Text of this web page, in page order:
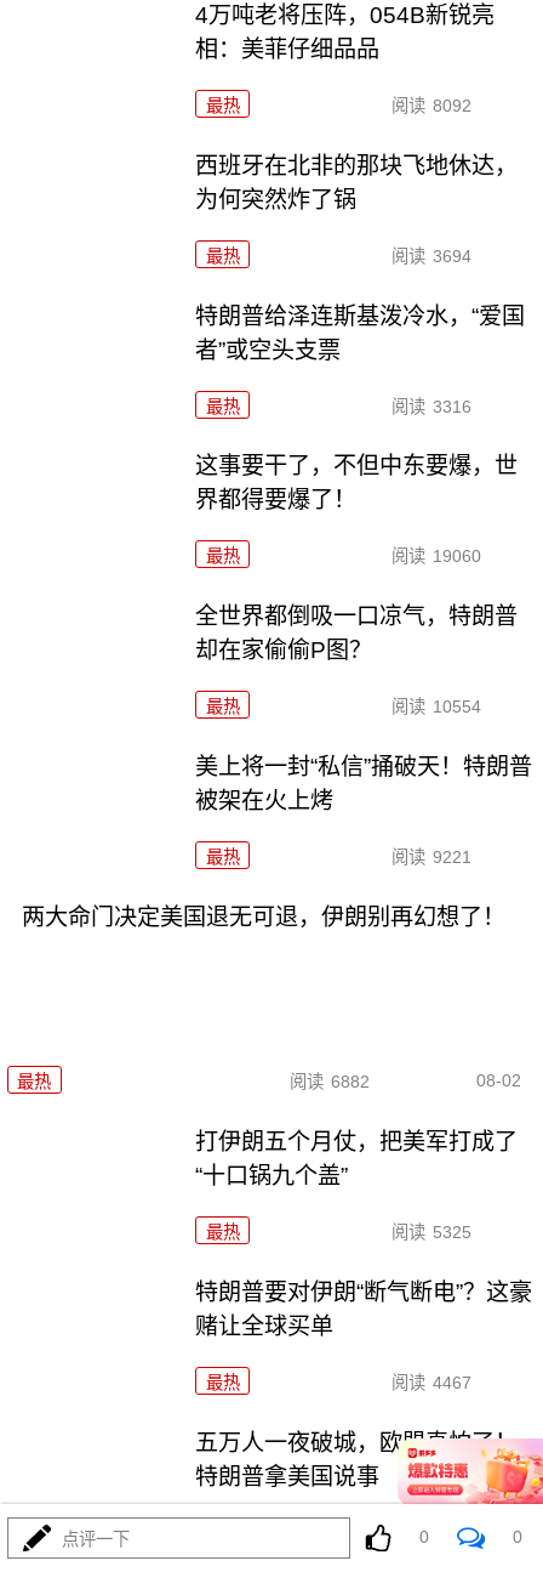
4万吨老将压阵，054B新锐亮
相：美菲仔细品品
最热 阅读 8092
西班牙在北非的那块飞地休达，
为何突然炸了锅
最热 阅读 3694
特朗普给泽连斯基泼冷水，“爱国
者”或空头支票
最热 阅读 3316
这事要干了，不但中东要爆，世
界都得要爆了！
最热 阅读 19060
全世界都倒吸一口凉气，特朗普
却在家偷偷P图？
最热 阅读 10554
美上将一封“私信”捅破天！特朗普
被架在火上烤
最热 阅读 9221
两大命门决定美国退无可退，伊朗别再幻想了！
最热 阅读 6882 08-02
打伊朗五个月仗，把美军打成了
“十口锅九个盖”
最热 阅读 5325
特朗普要对伊朗“断气断电”？这豪
赌让全球买单
最热 阅读 4467
五万人一夜破城，欧盟真怕了！
特朗普拿美国说事
阅读 14918
点评一下 0 0